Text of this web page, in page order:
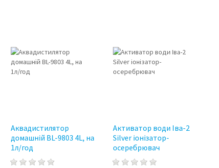
Аквадистилятор
домашній BL-9803 4L, на
1л/год
Активатор води Іва-2
Silver іонізатор-
осеребрювач